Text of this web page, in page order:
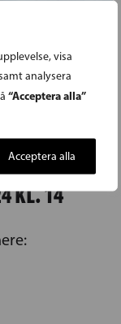
visa
analysera
“Acceptera alla”
Acceptera alla
KL. 14